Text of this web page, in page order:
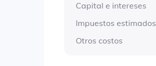
Capital e intereses
Impuestos estimados
Otros costos